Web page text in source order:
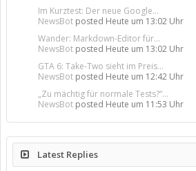
Im Kurztest: Der neue Google...
NewsBot posted Heute um 13:02 Uhr
Wander: Markdown-Editor für...
NewsBot posted Heute um 13:02 Uhr
GTA 6: Take-Two sieht im Preis...
NewsBot posted Heute um 12:42 Uhr
„Zu mächtig für normale Tests?“...
NewsBot posted Heute um 11:53 Uhr
Latest Replies